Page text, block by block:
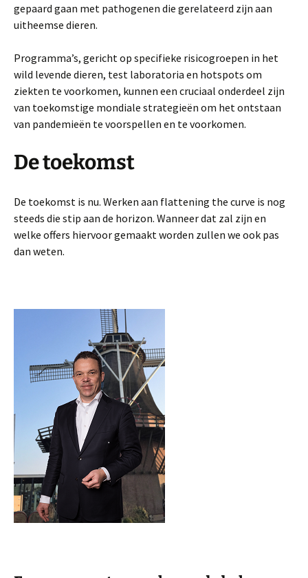
gepaard gaan met pathogenen die gerelateerd zijn aan
uitheemse dieren.
Programma’s, gericht op specifieke risicogroepen in het
wild levende dieren, test laboratoria en hotspots om
ziekten te voorkomen, kunnen een cruciaal onderdeel zijn
van toekomstige mondiale strategieën om het ontstaan ​​
van pandemieën te voorspellen en te voorkomen.
De toekomst
De toekomst is nu. Werken aan flattening the curve is nog
steeds die stip aan de horizon. Wanneer dat zal zijn en
welke offers hiervoor gemaakt worden zullen we ook pas
dan weten.